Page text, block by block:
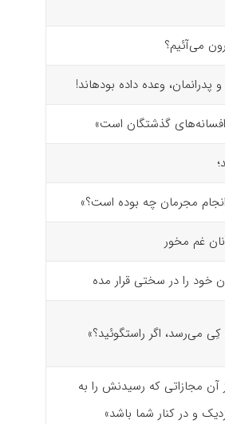
می‌آئیم؟
پدرانمان، وعده داده بوده­اند!
گذشتگان است»
مجرمان چه بوده است؟»
غم مخور
خود را در سختی قرار مده
می‌رسد، اگر راستگوئید؟»
مجازاتی که رسیدنش را به
و در کنار شما باشد»